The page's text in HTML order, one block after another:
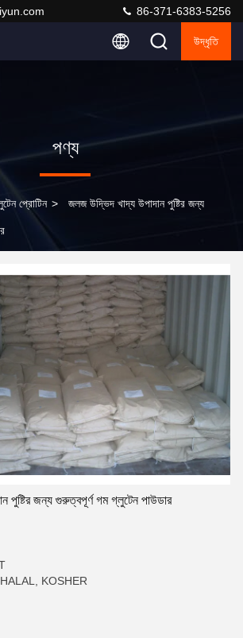
86-371-6383-5256
উদ্ধৃতি
পণ্য
প্রোটিন > জলজ উদ্ভিদ খাদ্য উপাদান পুষ্টির জন্য
পুষ্টির জন্য গুরুত্বপূর্ণ গম গ্লুটেন পাউডার
KOSHER